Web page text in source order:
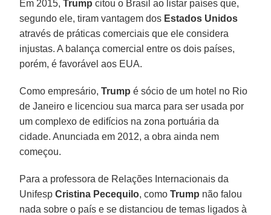
Em 2015,Trump citou o Brasil ao listar países que,
segundo ele, tiram vantagem dos Estados Unidos
através de práticas comerciais que ele considera
injustas. A balança comercial entre os dois países,
porém, é favorável aos EUA.
Como empresário,Trump é sócio de um hotel no Rio
de Janeiro e licenciou sua marca para ser usada por
um complexo de edifícios na zona portuária da
cidade. Anunciada em 2012, a obra ainda nem
começou.
Para a professora de Relações Internacionais da
UnifespCristina Pecequilo, comoTrump não falou
nada sobre o país e se distanciou de temas ligados à